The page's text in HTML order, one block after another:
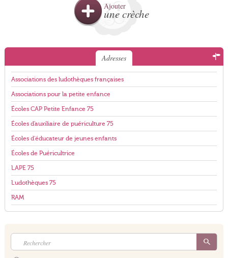
Ajouter
une crèche
Adresses
Associations des ludothèques françaises
Associations pour la petite enfance
Écoles CAP Petite Enfance 75
Écoles d'auxiliaire de puériculture 75
Écoles d'éducateur de jeunes enfants
Écoles de Puéricultrice
LAPE 75
Ludothèques 75
RAM